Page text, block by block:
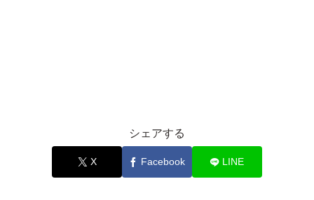
シェアする
X Facebook LINE